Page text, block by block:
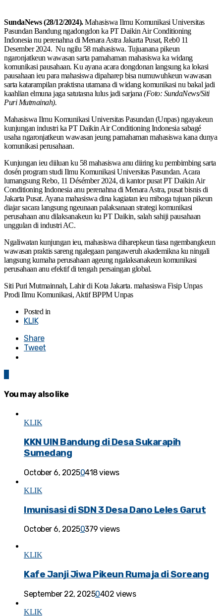
SundaNews (28/12/2024).Mahasiswa Ilmu Komunikasi Universitas
Pasundan Bandung ngadongdon ka PT Daikin Air Conditioning
Indonesia nu perenahna di Menara Astra Jakarta Pusat, Reb0 11
Desember 2024. Nu ngilu 58 mahasiswa. Tujuanana pikeun
ngaronjatkeun wawasan sarta pamahaman mahasiswa ka widang
komunikasi pausahaan. Ku ayana acara dongdonan langsung ka lokasi
pausahaan ieu para mahasiswa dipaharep bisa numuwuhkeun wawasan
sarta katarampilan praktisna utamana di widang komunikasi nu bakal jadi
kaahlian elmuna jaga satutasna lulus jadi sarjana (Foto: SundaNews/Siti
Puri Mutmainah).
Mahasiswa Ilmu Komunikasi Universitas Pasundan (Unpas) ngayakeun
kunjungan industri ka PT Daikin Air Conditioning Indonesia sabagé
usaha ngaronjatkeun wawasan jeung pamahaman mahasiswa kana dunya
komunikasi perusahaan.
Kunjungan ieu diiluan ku 58 mahasiswa anu diiring ku pembimbing sarta
dosén program studi Ilmu Komunikasi Universitas Pasundan. Acara
lumangsung Rebo, 11 Désémber 2024, di kantor pusat PT Daikin Air
Conditioning Indonesia anu perenahna di Menara Astra, pusat bisnis di
Jakarta Pusat. Ayana mahasiswa dina kagiatan ieu miboga tujuan pikeun
diajar sacara langsung ngeunaan palaksanaan strategi komunikasi
perusahaan anu dilaksanakeun ku PT Daikin, salah sahiji pausahaan
unggulan di industri AC.
Ngaliwatan kunjungan ieu, mahasiswa diharepkeun tiasa ngembangkeun
wawasan praktis sareng ngalegaan pangaweruh akademikna ku ningali
langsung kumaha perusahaan ageung ngalaksanakeun komunikasi
perusahaan anu efektif di tengah persaingan global.
Siti Puri Mutmainnah, Lahir di Kota Jakarta. mahasiswa Fisip Unpas
Prodi Ilmu Komunikasi, Aktif BPPM Unpas
Posted in
KLIK
Share
Tweet
You may also like
KLIK
KKN UIN Bandung di Desa Sukarapih
Sumedang
October 6, 20250418 views
KLIK
Imunisasi di SDN 3 Desa Dano Leles Garut
October 6, 20250379 views
KLIK
Kafe Janji Jiwa Pikeun Rumaja di Soreang
September 22, 20250402 views
KLIK